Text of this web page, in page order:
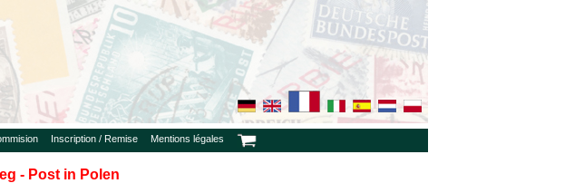
Inscription / Remise Mentions légales
- Post in Polen